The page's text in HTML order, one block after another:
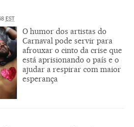
EST
O humor dos artistas do
Carnaval pode servir para
afrouxar o cinto da crise que
está aprisionando o país e o
ajudar a respirar com maior
esperança